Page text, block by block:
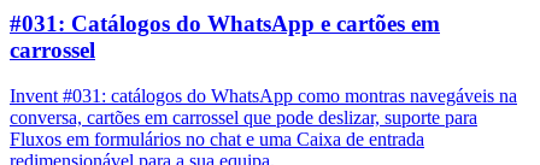
#031: Catálogos do WhatsApp e cartões em
carrossel
Invent #031: catálogos do WhatsApp como montras navegáveis na
conversa, cartões em carrossel que pode deslizar, suporte para
Fluxos em formulários no chat e uma Caixa de entrada